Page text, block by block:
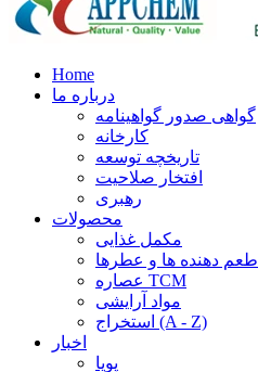
Home
درباره ما
گواهی صدور گواهینامه
کارخانه
تاریخچه توسعه
افتخار صلاحیت
رهبری
محصولات
مکمل غذایی
طعم دهنده ها و عطرها
عصاره TCM
مواد آرایشی
استخراج (A - Z)
اخبار
پویا